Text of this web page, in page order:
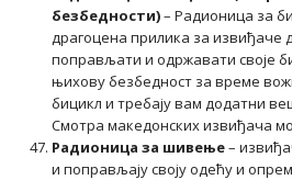
безбедности)– Радионица за
драгоцена прилика за извиђаче
поправљати и одржавати своје
њихову безбедност за време
бицикл и требају вам додатни
Смотра македонских извиђача
Радионица за шивење–
и поправљају своју одећу и